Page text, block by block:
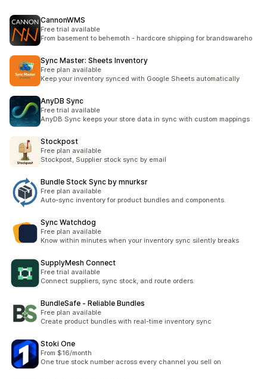
CannonWMS
Free trial available
From basement to behemoth - hardcore shipping for brandswareho
Sync Master: Sheets Inventory
Free plan available
Keep your inventory synced with Google Sheets automatically
AnyDB Sync
Free trial available
AnyDB Sync keeps your store data in sync with custom mappings
Stockpost
Free plan available
Stockpost, Supplier stock sync by email
Bundle Stock Sync by mnurksr
Free plan available
Auto-sync inventory for product bundles and components.
Sync Watchdog
Free plan available
Know within minutes when your inventory sync silently breaks
SupplyMesh Connect
Free trial available
Connect suppliers, sync stock, and route orders.
BundleSafe ‑ Reliable Bundles
Free plan available
Create product bundles with real-time inventory sync
Stoki One
From $16/month
One true stock number across every channel you sell on